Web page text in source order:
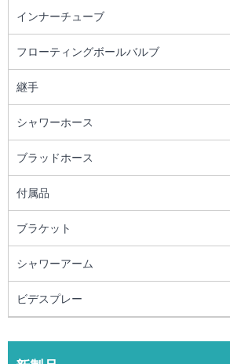
インナーチューブ
フローティングボールバルブ
継手
シャワーホース
ブラッドホース
付属品
ブラケット
シャワーアーム
ビデスプレー